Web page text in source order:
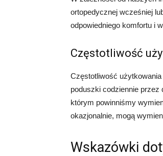
ortopedycznej wcześniej
odpowiedniego komfortu i
Częstotliwość
Częstotliwość
poduszki codziennie przez
którym powinniśmy
okazjonalnie, mogą
Wskazówki